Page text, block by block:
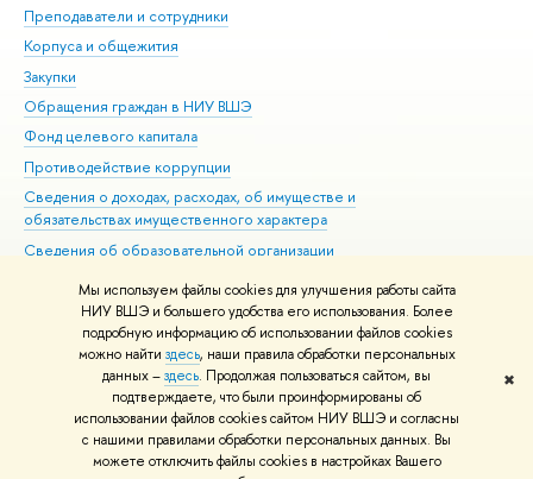
Мы используем файлы cookies для улучшения работы сайта
НИУ ВШЭ и большего удобства его использования. Более
подробную информацию об использовании файлов cookies
можно найти здесь, наши правила обработки персональных
данных –здесь. Продолжая пользоваться сайтом, вы
подтверждаете, что были проинформированы об
использовании файлов cookies сайтом НИУ ВШЭ и согласны
с нашими правилами обработки персональных данных. Вы
можете отключить файлы cookies в настройках Вашего
✖
Преподаватели и сотрудники
Корпуса и общежития
Закупки
Обращения граждан в НИУ ВШЭ
Фонд целевого капитала
Противодействие коррупции
Сведения о доходах, расходах, об имуществе и
обязательствах имущественного характера
Сведения об образовательной организации
Людям с ограниченными возможностями здоровья
Единая платежная страница
Работа в Вышке
© НИУ ВШЭ 1993–2026 Адреса и контакты Условия использования
материалов Политика конфиденциальности Карта сайта
Шрифты HSE Sans и HSE Slab разработаны вШколе дизайна НИУ ВШЭ